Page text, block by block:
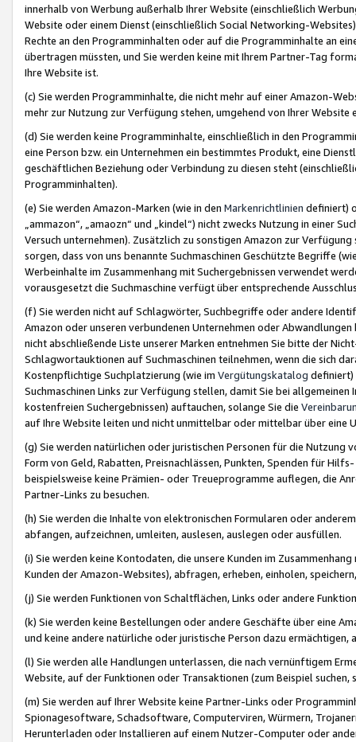
innerhalb von Werbung außerhalb Ihrer Website (einschließlich
Website oder einem Dienst (einschließlich Social Networking-
Rechte an den Programminhalten oder auf die Programminhalte an
übertragen müssten, und Sie werden keine mit Ihrem Partner-Tag
Ihre Website ist.
(c) Sie werden Programminhalte, die nicht mehr auf einer Amazon-
mehr zur Nutzung zur Verfügung stehen, umgehend von Ihrer
(d) Sie werden keine Programminhalte, einschließlich in den
eine Person bzw. ein Unternehmen ein bestimmtes Produkt, eine
geschäftlichen Beziehung oder Verbindung zu diesen steht
Programminhalten).
(e) Sie werden Amazon-Marken (wie in den Markenrichtlinien definiert)
„ammazon“, „amaozn“ und „kindel“) nicht zwecks Nutzung in einer
Versuch unternehmen). Zusätzlich zu sonstigen Amazon zur
sorgen, dass von uns benannte Suchmaschinen Geschützte Begriffe
Werbeinhalte im Zusammenhang mit Suchergebnissen verwendet
vorausgesetzt die Suchmaschine verfügt über entsprechende
(f) Sie werden nicht auf Schlagwörter, Suchbegriffe oder andere
Amazon oder unseren verbundenen Unternehmen oder
nicht abschließende Liste unserer Marken entnehmen Sie bitte der
Schlagwortauktionen auf Suchmaschinen teilnehmen, wenn die sich
Kostenpflichtige Suchplatzierung (wie im Vergütungskatalog definiert)
Suchmaschinen Links zur Verfügung stellen, damit Sie bei
kostenfreien Suchergebnissen) auftauchen, solange Sie die
auf Ihre Website leiten und nicht unmittelbar oder mittelbar über eine
(g) Sie werden natürlichen oder juristischen Personen für die Nutzung
Form von Geld, Rabatten, Preisnachlässen, Punkten, Spenden für
beispielsweise keine Prämien- oder Treueprogramme auflegen, die
Partner-Links zu besuchen.
(h) Sie werden die Inhalte von elektronischen Formularen oder
abfangen, aufzeichnen, umleiten, auslesen, auslegen oder ausfüllen.
(i) Sie werden keine Kontodaten, die unsere Kunden im
Kunden der Amazon-Websites), abfragen, erheben, einholen,
(j) Sie werden Funktionen von Schaltflächen, Links oder andere
(k) Sie werden keine Bestellungen oder andere Geschäfte über eine
und keine andere natürliche oder juristische Person dazu
(l) Sie werden alle Handlungen unterlassen, die nach vernünftigem
Website, auf der Funktionen oder Transaktionen (zum Beispiel
(m) Sie werden auf Ihrer Website keine Partner-Links oder
Spionagesoftware, Schadsoftware, Computerviren, Würmern,
Herunterladen oder Installieren auf einem Nutzer-Computer oder